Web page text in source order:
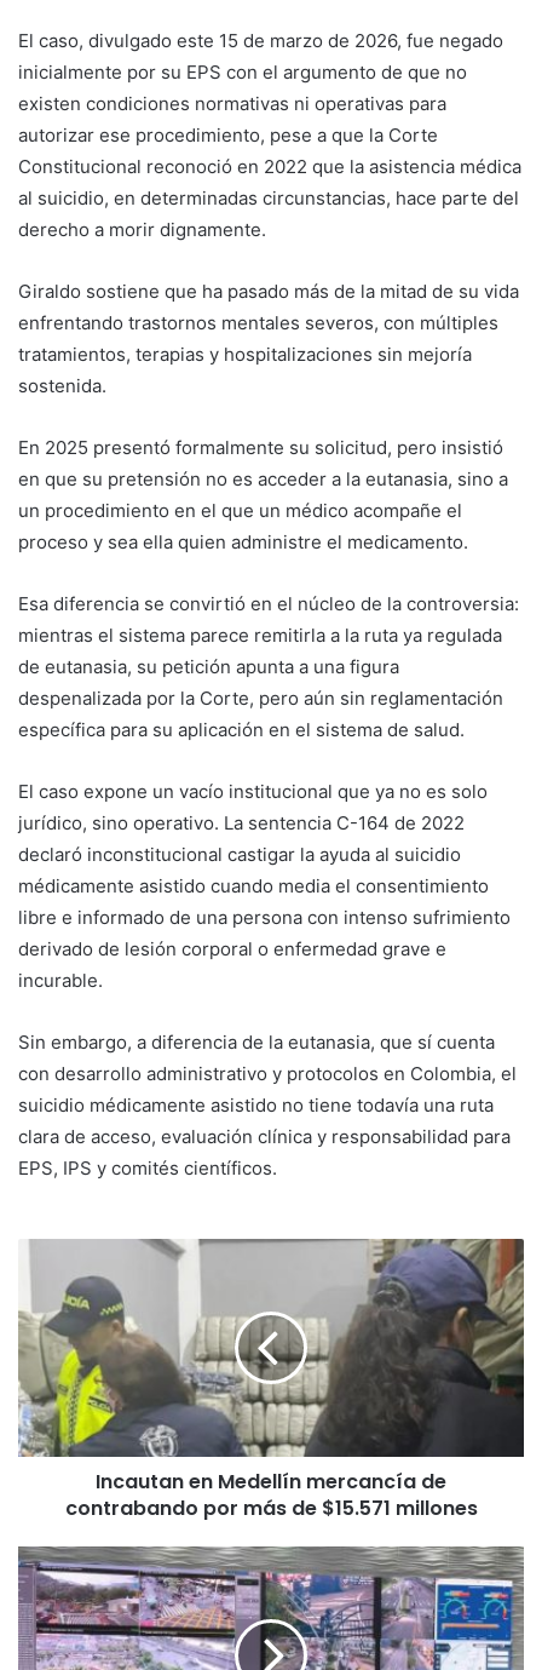
El caso, divulgado este 15 de marzo de 2026, fue negado
inicialmente por su EPS con el argumento de que no
existen condiciones normativas ni operativas para
autorizar ese procedimiento, pese a que la Corte
Constitucional reconoció en 2022 que la asistencia médica
al suicidio, en determinadas circunstancias, hace parte del
derecho a morir dignamente.
Giraldo sostiene que ha pasado más de la mitad de su vida
enfrentando trastornos mentales severos, con múltiples
tratamientos, terapias y hospitalizaciones sin mejoría
sostenida.
En 2025 presentó formalmente su solicitud, pero insistió
en que su pretensión no es acceder a la eutanasia, sino a
un procedimiento en el que un médico acompañe el
proceso y sea ella quien administre el medicamento.
Esa diferencia se convirtió en el núcleo de la controversia:
mientras el sistema parece remitirla a la ruta ya regulada
de eutanasia, su petición apunta a una figura
despenalizada por la Corte, pero aún sin reglamentación
específica para su aplicación en el sistema de salud.
El caso expone un vacío institucional que ya no es solo
jurídico, sino operativo. La sentencia C-164 de 2022
declaró inconstitucional castigar la ayuda al suicidio
médicamente asistido cuando media el consentimiento
libre e informado de una persona con intenso sufrimiento
derivado de lesión corporal o enfermedad grave e
incurable.
Sin embargo, a diferencia de la eutanasia, que sí cuenta
con desarrollo administrativo y protocolos en Colombia, el
suicidio médicamente asistido no tiene todavía una ruta
clara de acceso, evaluación clínica y responsabilidad para
EPS, IPS y comités científicos.
Incautan en Medellín mercancía de
contrabando por más de $15.571 millones